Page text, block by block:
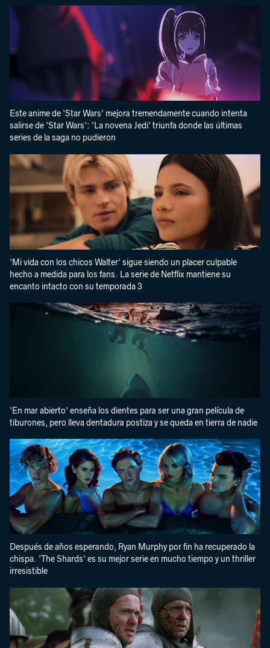
Este anime de 'Star Wars' mejora tremendamente cuando intenta
salirse de 'Star Wars': 'La novena Jedi' triunfa donde las últimas
series de la saga no pudieron
'Mi vida con los chicos Walter' sigue siendo un placer culpable
hecho a medida para los fans. La serie de Netflix mantiene su
encanto intacto con su temporada 3
'En mar abierto' enseña los dientes para ser una gran película de
tiburones, pero lleva dentadura postiza y se queda en tierra de nadie
Después de años esperando, Ryan Murphy por fin ha recuperado la
chispa. 'The Shards' es su mejor serie en mucho tiempo y un thriller
irresistible